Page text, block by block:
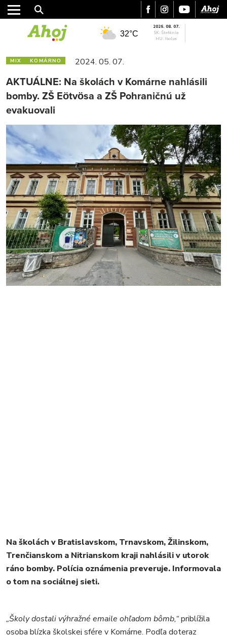
MESTO
REGIÓN
ŠPORT
32°C
2026. 08. 07.
SK: Štefánia
HU: Ibolya
MIX KOMÁRNO 2024. 05. 07.
AKTUÁLNE: Na školách v Komárne nahlásili
bomby. ZŠ Eötvösa a ZŠ Pohraničnú už
evakuovali
Na školách v Bratislavskom, Trnavskom, Žilinskom,
Trenčianskom a Nitrianskom kraji nahlásili v utorok
ráno bomby. Polícia oznámenia preveruje. Informovala
o tom na sociálnej sieti.
„Školy dostali výhražné emaile ohľadom bômb,“priblížila
osoba blízka školskej sfére v Komárne. Podľa doteraz